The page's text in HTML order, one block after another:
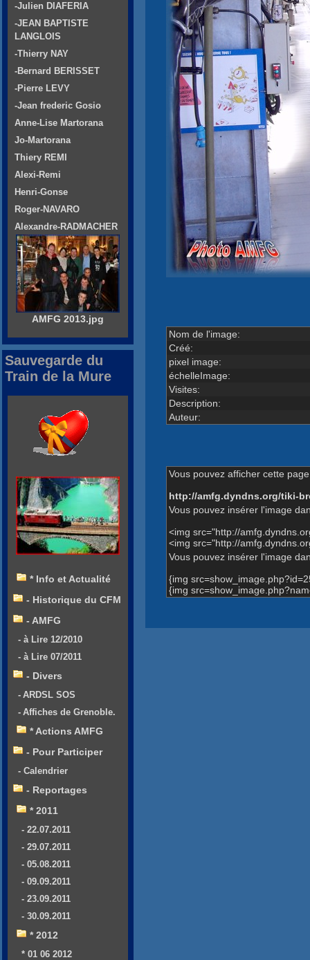
Nom de l'image:
Créé:
pixel image:
échelleImage:
Visites:
Description:
Auteur:
Vous pouvez afficher cette
http://amfg.dyndns.org/tiki-
Vous pouvez insérer l'image
<img src="http://
<img src="http://
Vous pouvez insérer l'image
{img
{img
-Julien DIAFERIA
-JEAN BAPTISTE
LANGLOIS
-Thierry NAY
-Bernard BERISSET
-Pierre LEVY
-Jean frederic Gosio
Anne-Lise Martorana
Jo-Martorana
Thiery REMI
Alexi-Remi
Henri-Gonse
Roger-NAVARO
Alexandre-RADMACHER
AMFG 2013.jpg
Sauvegarde du
Train de la Mure
* Info et Actualité
- Historique du CFM
- AMFG
- à Lire 12/2010
- à Lire 07/2011
- Divers
- ARDSL SOS
- Affiches de Grenoble.
* Actions AMFG
- Pour Participer
- Calendrier
- Reportages
* 2011
- 22.07.2011
- 29.07.2011
- 05.08.2011
- 09.09.2011
- 23.09.2011
- 30.09.2011
* 2012
* 01 06 2012